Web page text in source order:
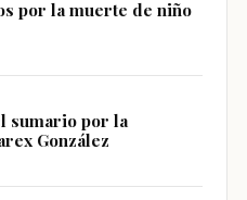
por la muerte de niño
sumario por la
González